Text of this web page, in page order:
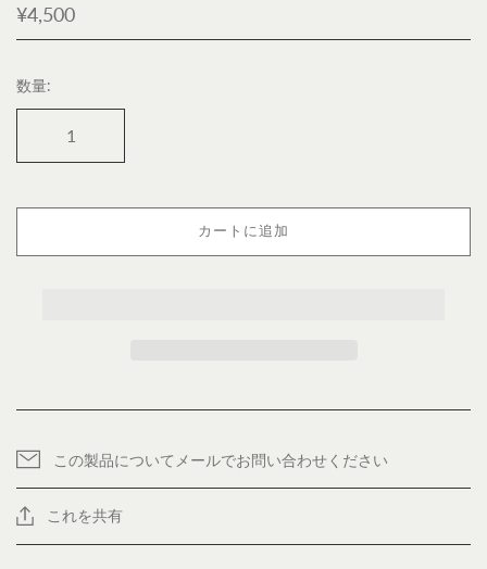
¥4,500
数量:
カートに追加
この製品についてメールでお問い合わせください
これを共有